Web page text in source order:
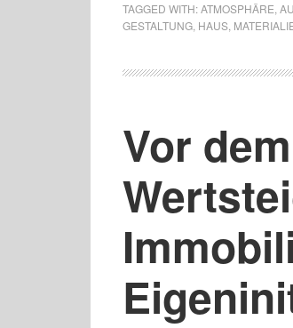
TAGGED WITH:ATMOSPHÄRE
GESTALTUNG HAUS
Vor